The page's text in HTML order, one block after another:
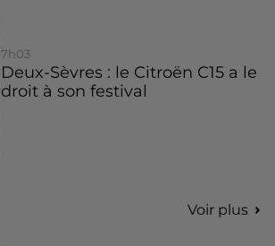
7h03
Deux-Sèvres : le Citroën C15 a le
droit à son festival
Voir plus